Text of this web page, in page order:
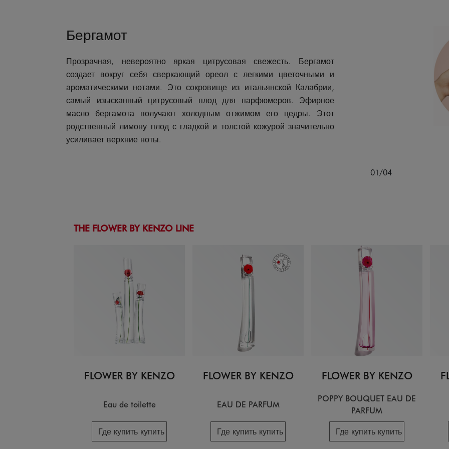
Бергамот
Прозрачная, невероятно яркая цитрусовая свежесть. Бергамот
создает вокруг себя сверкающий ореол с легкими цветочными и
ароматическими нотами. Это сокровище из итальянской Калабрии,
самый изысканный цитрусовый плод для парфюмеров. Эфирное
масло бергамота получают холодным отжимом его цедры. Этот
родственный лимону плод с гладкой и толстой кожурой значительно
усиливает верхние ноты.​
01/04
THE FLOWER BY KENZO LINE
FLOWER BY KENZO
Eau de toilette
Где купить купить
FLOWER BY KENZO
EAU DE PARFUM
Где купить купить
FLOWER BY KENZO
POPPY BOUQUET EAU DE
PARFUM
Где купить купить